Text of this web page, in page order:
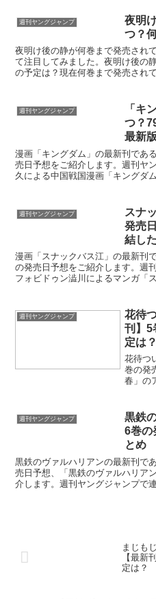
週刊ヤングジャンプ
夜明
つ？
夜明け後の静が何巻まで発売され
て注目してみました。夜明け後の
の予定は？現在何巻まで発売され
後の静」の最終巻は3巻となって
週刊ヤングジャンプ
「キ
つ？
最新版
漫画「キングダム」の最新刊であ
売日予想をご紹介します。週刊ヤ
久による中国戦国漫画「キングダ
に読む方法はこちら！「キングダ
週刊ヤングジャンプ
スナ
発売
結し
漫画「スナックバス江」の最新刊
の発売日予想をご紹介します。週
フォビドゥン澁川によるマンガ「
はこちら！漫画「スナックバス江
週刊ヤングジャンプ
花待
刊】5
定は？
花待つ
巻の発
春」の
定な
ンプ
よるマ
最新刊
週刊ヤングジャンプ
黒鉄
6巻の
とめ
黒鉄のヴァルハリアンの最新刊で
売日予想、「黒鉄のヴァルハリア
介します。週刊ヤングジャンプで
ガ「黒鉄のヴァルハリアン」の最
まじも
【最新
定は？